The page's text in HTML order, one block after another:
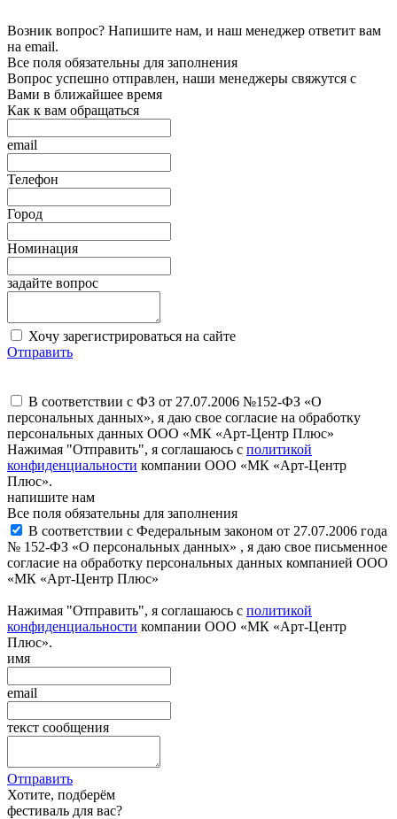
Возник вопрос? Напишите нам, и наш менеджер ответит вам
на email.
Все поля обязательны для заполнения
Вопрос успешно отправлен, наши менеджеры свяжутся с
Вами в ближайшее время
Как к вам обращаться
email
Телефон
Город
Номинация
задайте вопрос
Хочу зарегистрироваться на сайте
Отправить
В соответствии с ФЗ от 27.07.2006 №152-ФЗ «О
персональных данных», я даю свое согласие на обработку
персональных данных ООО «МК «Арт-Центр Плюс»
Нажимая "Отправить", я соглашаюсь с политикой
конфиденциальности компании ООО «МК «Арт-Центр
Плюс».
напишите нам
Все поля обязательны для заполнения
В соответствии с Федеральным законом от 27.07.2006 года
№ 152-ФЗ «О персональных данных» , я даю свое письменное
согласие на обработку персональных данных компанией ООО
«МК «Арт-Центр Плюс»
Нажимая "Отправить", я соглашаюсь с политикой
конфиденциальности компании ООО «МК «Арт-Центр
Плюс».
имя
email
текст сообщения
Отправить
Хотите, подберём
фестиваль для вас?